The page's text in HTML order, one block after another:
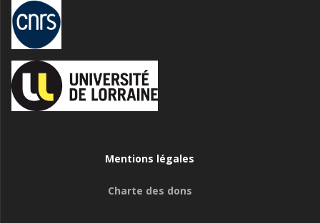
Mentions légales
Charte des dons